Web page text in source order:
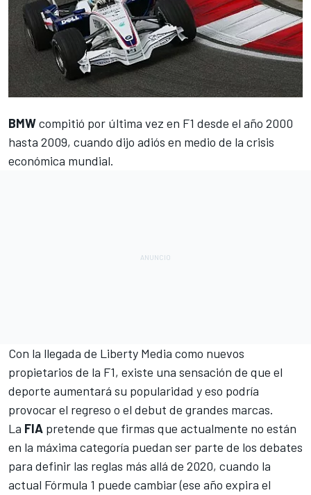
BMWcompitió por última vez en F1 desde el año 2000
hasta 2009, cuando dijo adiós en medio de la crisis
económica mundial.
Con la llegada de Liberty Media como nuevos
propietarios de la F1, existe una sensación de que el
deporte aumentará su popularidad y eso podría
provocar el regreso o el debut de grandes marcas.
La FIA pretende que firmas que actualmente no están
en la máxima categoría puedan ser parte de los debates
para definir las reglas más allá de 2020, cuando la
actual Fórmula 1 puede cambiar (ese año expira el